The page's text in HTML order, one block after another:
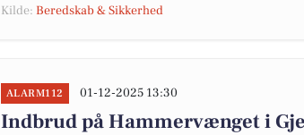
Kilde: Beredskab & Sikkerhed
ALARM112 01-12-2025 13:30
Indbrud på Hammervænget i